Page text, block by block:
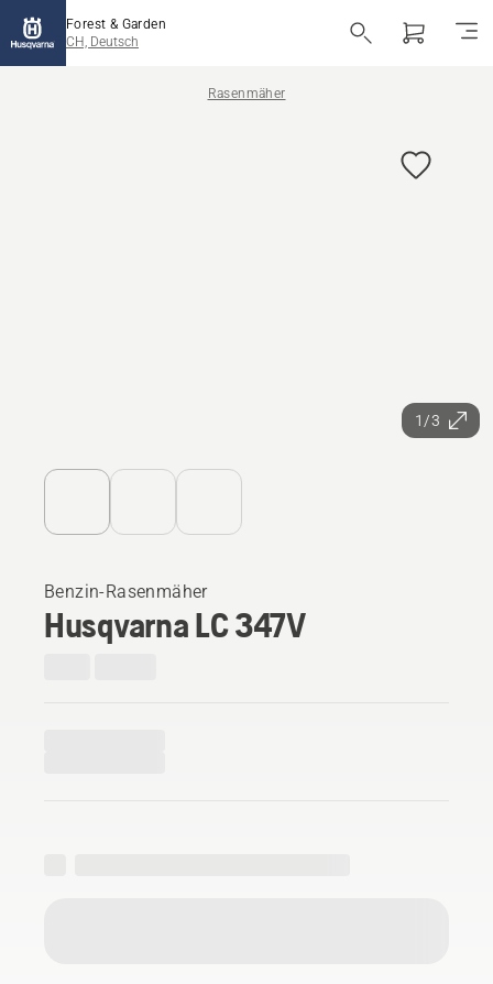
Forest & Garden
CH, Deutsch
Rasenmäher
1/3
Benzin-Rasenmäher
Husqvarna LC 347V